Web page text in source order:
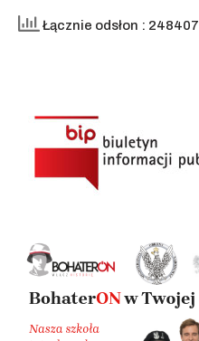
Łącznie odsłon : 248407